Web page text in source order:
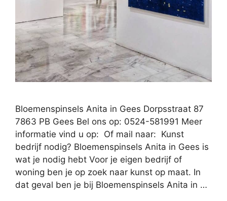
Bloemenspinsels Anita in Gees Dorpsstraat 87
7863 PB Gees Bel ons op: 0524-581991 Meer
informatie vind u op: Of mail naar: Kunst
bedrijf nodig? Bloemenspinsels Anita in Gees is
wat je nodig hebt Voor je eigen bedrijf of
woning ben je op zoek naar kunst op maat. In
dat geval ben je bij Bloemenspinsels Anita in …